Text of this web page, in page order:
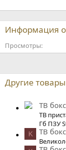
Информация о
Просмотры
Другие
ТВ
ТВ
Гб ПЗУ
K ТВ